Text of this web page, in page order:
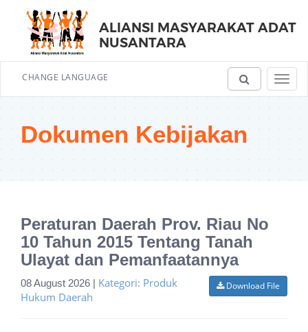
ALIANSI MASYARAKAT ADAT
NUSANTARA
CHANGE LANGUAGE
Dokumen Kebijakan
Peraturan Daerah Prov. Riau No
10 Tahun 2015 Tentang Tanah
Ulayat dan Pemanfaatannya
Download File
08 August 2026 | Kategori: Produk
Hukum Daerah